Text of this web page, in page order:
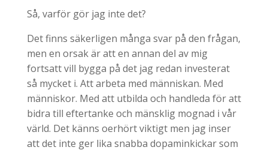
Så, varför gör jag inte det?
Det finns säkerligen många svar på den frågan,
men en orsak är att en annan del av mig
fortsatt vill bygga på det jag redan investerat
så mycket i. Att arbeta med människan. Med
människor. Med att utbilda och handleda för att
bidra till eftertanke och mänsklig mognad i vår
värld. Det känns oerhört viktigt men jag inser
att det inte ger lika snabba dopaminkickar som